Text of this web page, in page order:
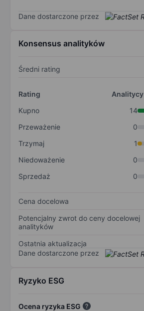
Dane dostarczone przez
Konsensus analityków
Średni rating
Rating
Analitycy
Kupno
14
Przeważenie
0
Trzymaj
1
Niedoważenie
0
Sprzedaż
0
Cena docelowa
Potencjalny zwrot do ceny docelowej
analityków
Ostatnia aktualizacja
Dane dostarczone przez
Ryzyko ESG
Ocena ryzyka ESG